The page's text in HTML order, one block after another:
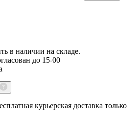
в наличии на складе.
до 15-00
курьерская доставка только